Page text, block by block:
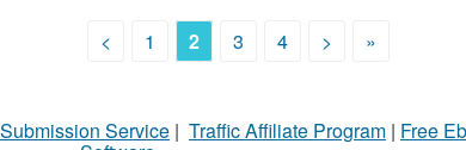
< 1 2 3 4 > »
Service | Traffic Affiliate Program | Free